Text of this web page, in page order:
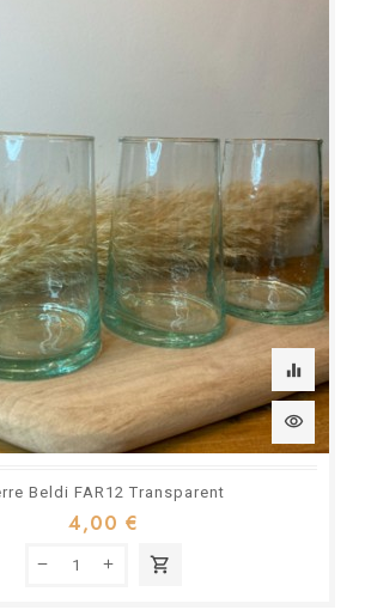
equalizer
visibility
Beldi FAR12 Transparent
4,00 €
shopping_cart